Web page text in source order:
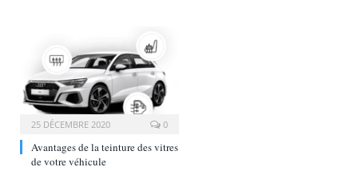
25 DÉCEMBRE 2020 0
Avantages de la teinture des vitres
de votre véhicule